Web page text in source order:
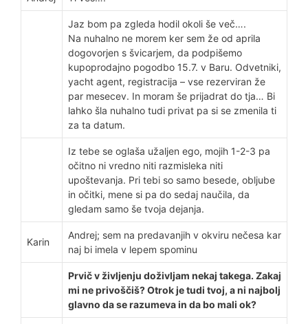
Jaz bom pa zgleda hodil okoli še več….
Na nuhalno ne morem ker sem že od aprila
dogovorjen s švicarjem, da podpišemo
kupoprodajno pogodbo 15.7. v Baru. Odvetniki,
yacht agent, registracija – vse rezerviran že
par mesecev. In moram še prijadrat do tja… Bi
lahko šla nuhalno tudi privat pa si se zmenila ti
za ta datum.
Iz tebe se oglaša užaljen ego, mojih 1-2-3 pa
očitno ni vredno niti razmisleka niti
upoštevanja. Pri tebi so samo besede, obljube
in očitki, mene si pa do sedaj naučila, da
gledam samo še tvoja dejanja.
Karin
Andrej; sem na predavanjih v okviru nečesa kar
naj bi imela v lepem spominu
Prvič v življenju doživljam nekaj takega. Zakaj
mi ne privoščiš? Otrok je tudi tvoj, a ni najbolj
glavno da se razumeva in da bo mali ok?